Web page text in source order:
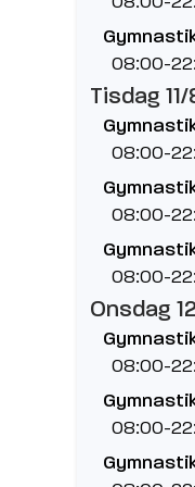
08:00-
Tisdag
08:00-
08:00-
08:00-
Onsdag
08:00-
08:00-